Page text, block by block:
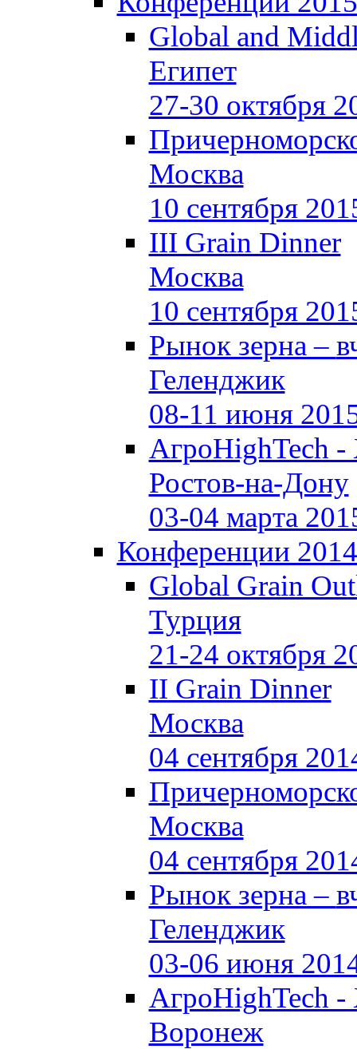
Global and
Египет
27-30 октября
Москва
10 сентября
III Grain Dinner
Москва
10 сентября
Рынок зерна –
Геленджик
08-11 июня
АгроHighTech
Ростов-на-Дону
03-04 марта
Конференции 2014
Global Grain
Турция
21-24 октября
II Grain Dinner
Москва
04 сентября
Москва
04 сентября
Рынок зерна –
Геленджик
03-06 июня
АгроHighTech
Воронеж